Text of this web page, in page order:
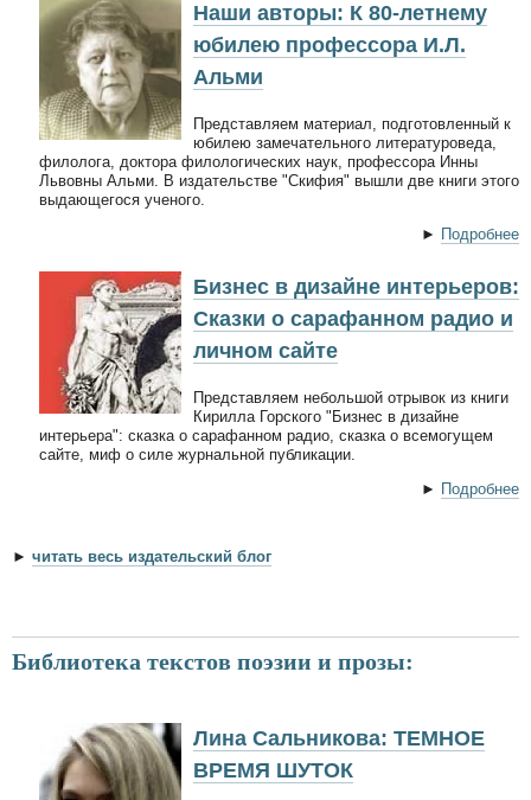
Наши авторы: К 80-летнему
юбилею профессора И.Л.
Альми
Представляем материал, подготовленный к
юбилею замечательного литературоведа,
филолога, доктора филологических наук, профессора Инны
Львовны Альми. В издательстве "Скифия" вышли две книги этого
выдающегося ученого.
► Подробнее
Бизнес в дизайне интерьеров:
Сказки о сарафанном радио и
личном сайте
Представляем небольшой отрывок из книги
Кирилла Горского "Бизнес в дизайне
интерьера": сказка о сарафанном радио, сказка о всемогущем
сайте, миф о силе журнальной публикации.
► Подробнее
► читать весь издательский блог
Библиотека текстов поэзии и прозы:
Лина Сальникова: ТЕМНОЕ
ВРЕМЯ ШУТОК